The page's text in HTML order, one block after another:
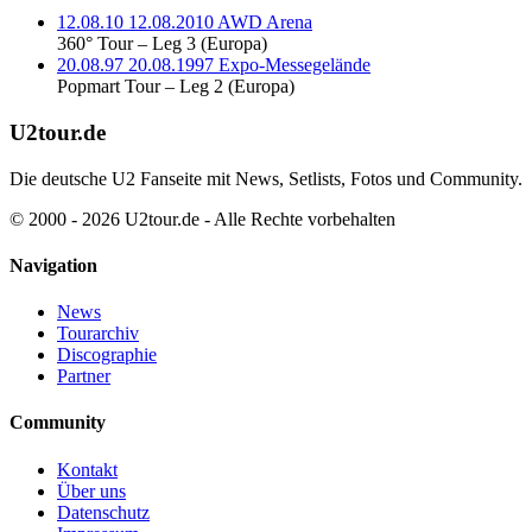
12.08.10 12.08.2010 AWD Arena
360° Tour – Leg 3 (Europa)
20.08.97 20.08.1997 Expo-Messegelände
Popmart Tour – Leg 2 (Europa)
U2tour.de
Die deutsche U2 Fanseite mit News, Setlists, Fotos und Community.
© 2000 - 2026 U2tour.de - Alle Rechte vorbehalten
Navigation
News
Tourarchiv
Discographie
Partner
Community
Kontakt
Über uns
Datenschutz